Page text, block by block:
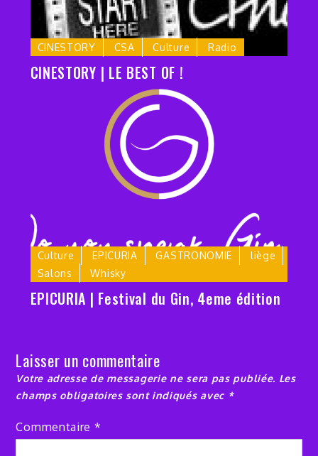
CINESTORY CSA Culture Radio
CINESTORY | LE BEST OF !
Culture EPICURIA GASTRONOMIE
liège
Salons
Whisky
EPICURIA | Festival du Gin, 4eme édition
Laisser un commentaire
Votre adresse de messagerie ne sera pas publiée. Les
champs obligatoires sont indiqués avec *
Commentaire *